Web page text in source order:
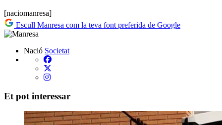
[naciomanresa]
Escull Manresa com la teva font preferida de Google
Nació Societat
Et pot interessar